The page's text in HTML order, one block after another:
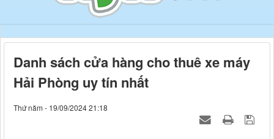
Danh sách cửa hàng cho thuê xe máy
Hải Phòng uy tín nhất
Thứ năm - 19/09/2024 21:18